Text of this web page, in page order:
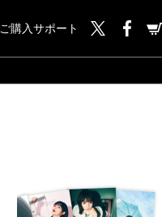
ご購入サポート